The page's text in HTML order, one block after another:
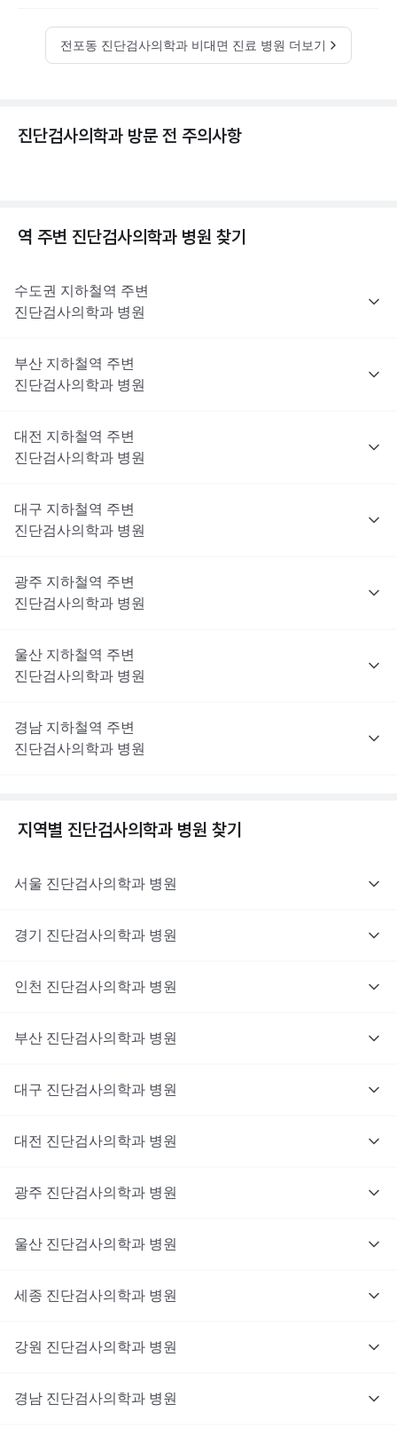
전포동 진단검사의학과 비대면 진료 병원 더보기
진단검사의학과 방문 전 주의사항
역 주변 진단검사의학과 병원 찾기
수도권 지하철역 주변
진단검사의학과 병원
부산 지하철역 주변
진단검사의학과 병원
대전 지하철역 주변
진단검사의학과 병원
대구 지하철역 주변
진단검사의학과 병원
광주 지하철역 주변
진단검사의학과 병원
울산 지하철역 주변
진단검사의학과 병원
경남 지하철역 주변
진단검사의학과 병원
지역별 진단검사의학과 병원 찾기
서울 진단검사의학과 병원
경기 진단검사의학과 병원
인천 진단검사의학과 병원
부산 진단검사의학과 병원
대구 진단검사의학과 병원
대전 진단검사의학과 병원
광주 진단검사의학과 병원
울산 진단검사의학과 병원
세종 진단검사의학과 병원
강원 진단검사의학과 병원
경남 진단검사의학과 병원